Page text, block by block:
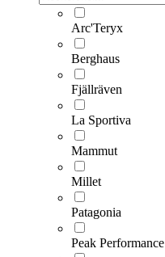
Arc'Teryx
Berghaus
Fjällräven
La Sportiva
Mammut
Millet
Patagonia
Peak Performance